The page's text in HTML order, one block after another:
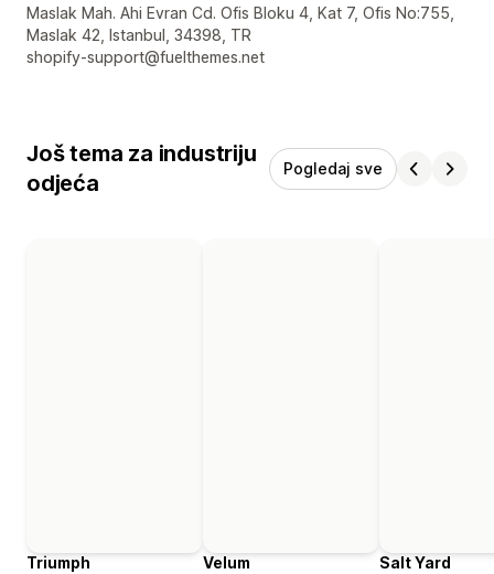
Podaci za kontakt dizajnera
Maslak Mah. Ahi Evran Cd. Ofis Bloku 4, Kat 7, Ofis No:755,
Maslak 42, Istanbul, 34398, TR
shopify-support@fuelthemes.net
Još tema za industriju
odjeća
Pogledaj sve
Triumph
Velum
Salt Yard